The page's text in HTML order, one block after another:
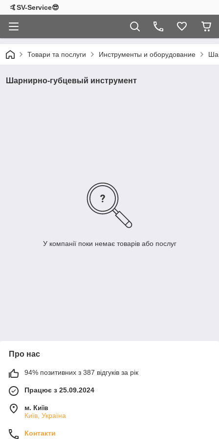
🤙SV-Service😎
Товари та послуги Инструменты и оборудование
Шарнирно-губцевый инструмент
У компанії поки немає товарів або послуг
Про нас
94% позитивних з 387 відгуків за рік
Працює з 25.09.2024
м. Київ
Київ, Україна
Контакти